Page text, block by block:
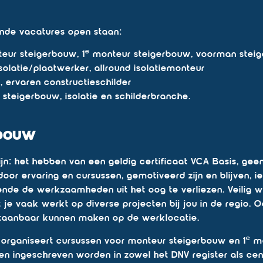
vacatures open staan:
steigerbouw, 1 e monteur steigerbouw, voorman
plaatwerker, allround isolatiemonteur
ervaren constructieschilder
isolatie en schilderbranche.
het hebben van een geldig certificaat VCA Basis,
ervaring en cursussen, gemotiveerd zijn en blijven,
de werkzaamheden uit het oog te verliezen. Veilig
vaak werkt op diverse projecten bij jou in de regio.
kunnen maken op de werklocatie.
cursussen voor monteur steigerbouw en 1 e
ingeschreven worden in zowel het DNV register als